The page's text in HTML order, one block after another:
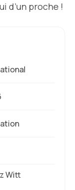
d’un proche !
Witt